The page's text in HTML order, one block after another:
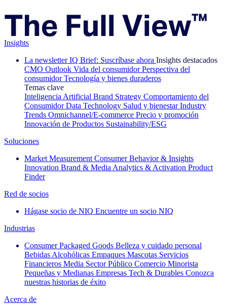
Insights
La newsletter IQ Brief: Suscríbase ahora Insights destacados
CMO Outlook Vida del consumidor Perspectiva del
consumidor Tecnología y bienes duraderos
Temas clave
Inteligencia Artificial Brand Strategy Comportamiento del
Consumidor Data Technology Salud y bienestar Industry
Trends Omnichannel/E-commerce Precio y promoción
Innovación de Productos Sustainability/ESG
Soluciones
Market Measurement Consumer Behavior & Insights
Innovation Brand & Media Analytics & Activation Product
Finder
Red de socios
Hágase socio de NIQ Encuentre un socio NIQ
Industrias
Consumer Packaged Goods Belleza y cuidado personal
Bebidas Alcohólicas Empaques Mascotas Servicios
Financieros Media Sector Público Comercio Minorista
Pequeñas y Medianas Empresas Tech & Durables Conozca
nuestras historias de éxito
Acerca de